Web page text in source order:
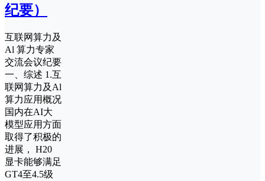
纪要）
互联网算力及
Al 算力专家
交流会议纪要
一、综述 1.互
联网算力及Al
算力应用概况
国内在AI大
模型应用方面
取得了积极的
进展， H20
显卡能够满足
GT4至4.5级